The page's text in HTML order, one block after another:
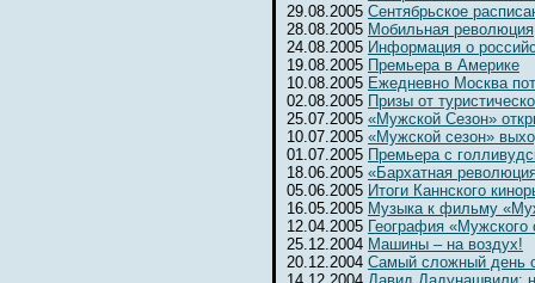
29.08.2005 Сентябрьское
28.08.2005 Мобильная революция
24.08.2005 Информация о
19.08.2005 Премьера в Америке
10.08.2005 Ежедневно Москва
02.08.2005 Призы от
25.07.2005 «Мужской Сезон»
10.07.2005 «Мужской сезон»
01.07.2005 Премьера с
18.06.2005 «Бархатная
05.06.2005 Итоги Каннского
16.05.2005 Музыка к фильму
12.04.2005 География «Мужского
25.12.2004 Машины – на воздух!
20.12.2004 Самый сложный день